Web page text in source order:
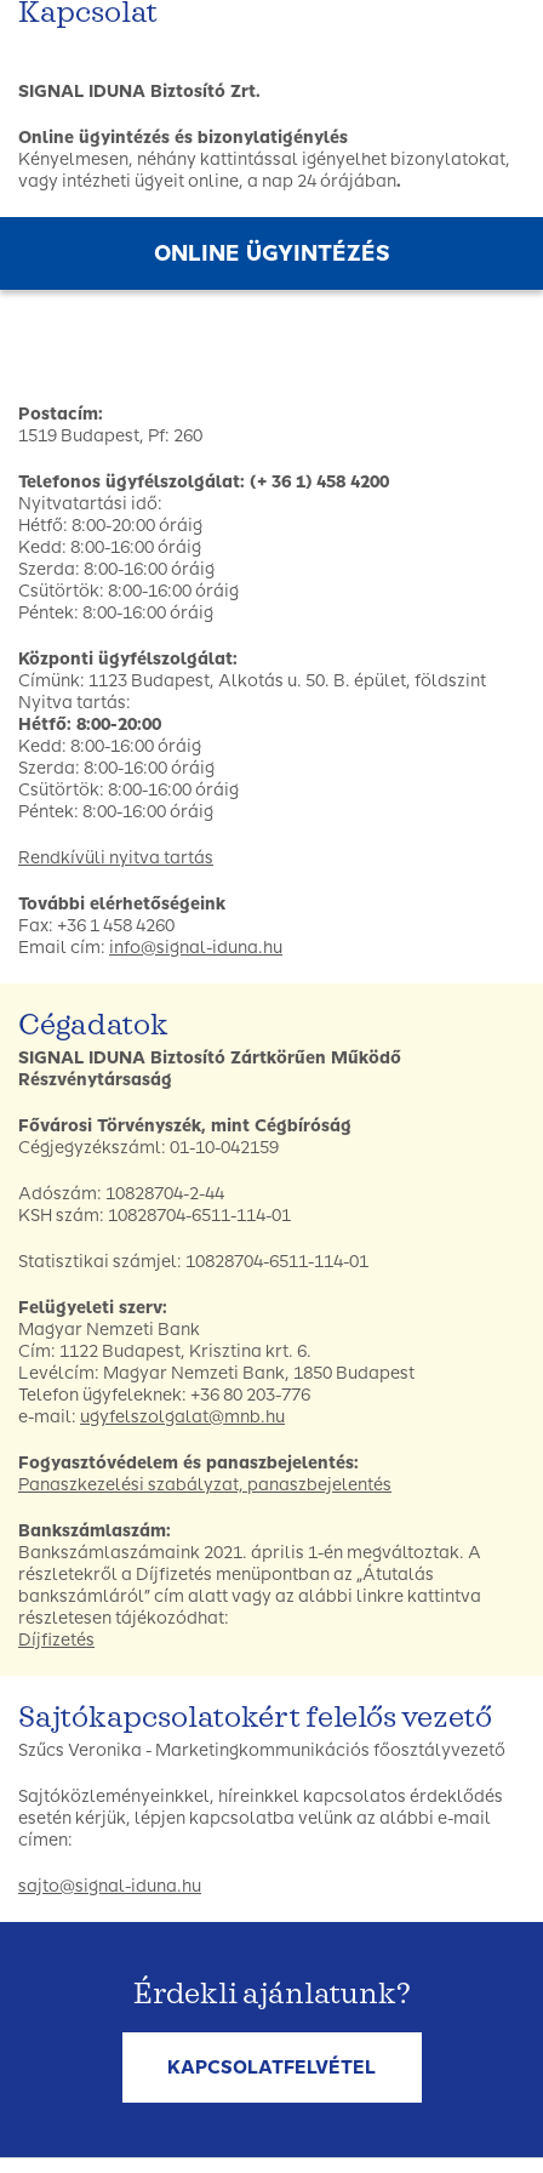
Kapcsolat
SIGNAL IDUNA Biztosító Zrt.
Online ügyintézés és bizonylatigénylés
Kényelmesen, néhány kattintással igényelhet bizonylatokat,
vagy intézheti ügyeit online, a nap 24 órájában.
ONLINE ÜGYINTÉZÉS
Postacím:
1519 Budapest, Pf: 260
Telefonos ügyfélszolgálat: (+ 36 1) 458 4200
Nyitvatartási idő:
Hétfő: 8:00-20:00 óráig
Kedd: 8:00-16:00 óráig
Szerda: 8:00-16:00 óráig
Csütörtök: 8:00-16:00 óráig
Péntek: 8:00-16:00 óráig
Központi ügyfélszolgálat:
Címünk: 1123 Budapest, Alkotás u. 50. B. épület, földszint
Nyitva tartás:
Hétfő: 8:00-20:00
Kedd: 8:00-16:00 óráig
Szerda: 8:00-16:00 óráig
Csütörtök: 8:00-16:00 óráig
Péntek: 8:00-16:00 óráig
Rendkívüli nyitva tartás
További elérhetőségeink
Fax: +36 1 458 4260
Email cím: info@signal-iduna.hu
Cégadatok
SIGNAL IDUNA Biztosító Zártkörűen Működő
Részvénytársaság
Fővárosi Törvényszék, mint Cégbíróság
Cégjegyzékszáml: 01-10-042159
Adószám: 10828704-2-44
KSH szám: 10828704-6511-114-01
Statisztikai számjel: 10828704-6511-114-01
Felügyeleti szerv:
Magyar Nemzeti Bank
Cím: 1122 Budapest, Krisztina krt. 6.
Levélcím: Magyar Nemzeti Bank, 1850 Budapest
Telefon ügyfeleknek: +36 80 203-776
e-mail: ugyfelszolgalat@mnb.hu
Fogyasztóvédelem és panaszbejelentés:
Panaszkezelési szabályzat, panaszbejelentés
Bankszámlaszám:
Bankszámlaszámaink 2021. április 1-én megváltoztak. A
részletekről a Díjfizetés menüpontban az „Átutalás
bankszámláról” cím alatt vagy az alábbi linkre kattintva
részletesen tájékozódhat:
Díjfizetés
Sajtókapcsolatokért felelős vezető
Szűcs Veronika - Marketingkommunikációs főosztályvezető
Sajtóközleményeinkkel, híreinkkel kapcsolatos érdeklődés
esetén kérjük, lépjen kapcsolatba velünk az alábbi e-mail
címen:
sajto@signal-iduna.hu
Érdekli ajánlatunk?
KAPCSOLATFELVÉTEL